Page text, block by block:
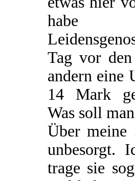
habe
Tag vor
andern eine
14 Mark
Was soll
Über meine
unbesorgt.
trage sie